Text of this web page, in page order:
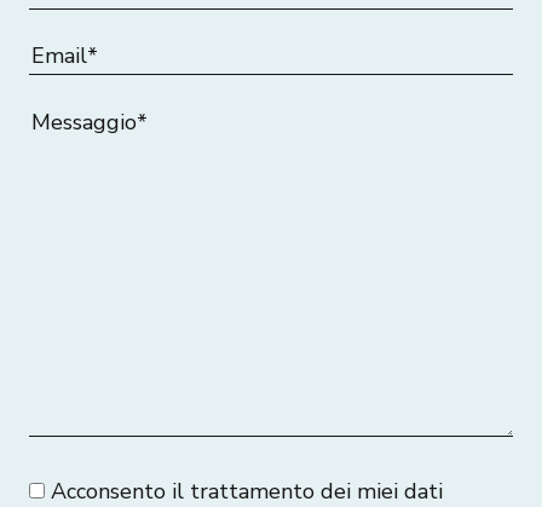
Acconsento il trattamento dei miei dati